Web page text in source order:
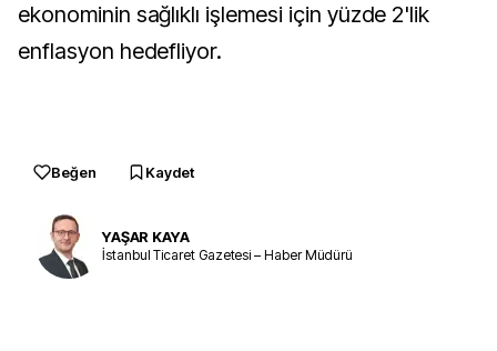
ekonominin sağlıklı işlemesi için yüzde 2'lik
enflasyon hedefliyor.
Beğen Kaydet
YAŞAR KAYA
İstanbul Ticaret Gazetesi – Haber Müdürü